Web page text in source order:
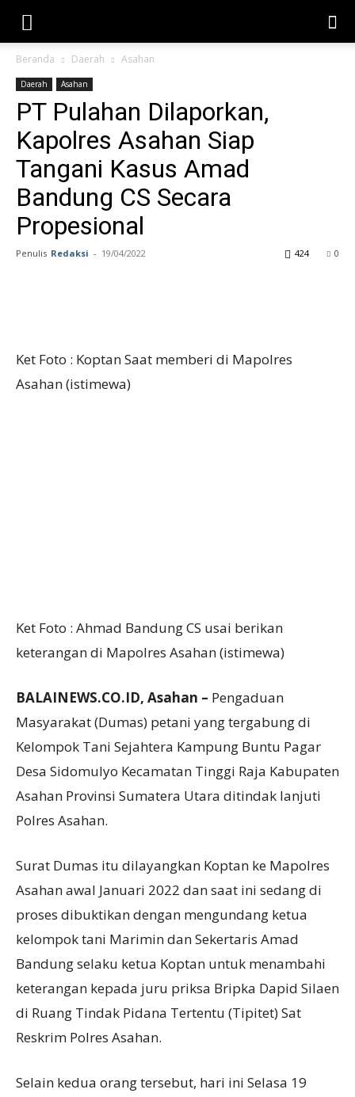
Beranda Daerah Asahan
Daerah Asahan
PT Pulahan Dilaporkan,
Kapolres Asahan Siap
Tangani Kasus Amad
Bandung CS Secara
Propesional
Penulis Redaksi - 19/04/2022 0
424
Ket Foto : Koptan Saat memberi di Mapolres
Asahan (istimewa)
Ket Foto : Ahmad Bandung CS usai berikan
keterangan di Mapolres Asahan (istimewa)
BALAINEWS.CO.ID, Asahan – Pengaduan
Masyarakat (Dumas) petani yang tergabung di
Kelompok Tani Sejahtera Kampung Buntu Pagar
Desa Sidomulyo Kecamatan Tinggi Raja Kabupaten
Asahan Provinsi Sumatera Utara ditindak lanjuti
Polres Asahan.
Surat Dumas itu dilayangkan Koptan ke Mapolres
Asahan awal Januari 2022 dan saat ini sedang di
proses dibuktikan dengan mengundang ketua
kelompok tani Marimin dan Sekertaris Amad
Bandung selaku ketua Koptan untuk menambahi
keterangan kepada juru priksa Bripka Dapid Silaen
di Ruang Tindak Pidana Tertentu (Tipitet) Sat
Reskrim Polres Asahan.
Selain kedua orang tersebut, hari ini Selasa 19